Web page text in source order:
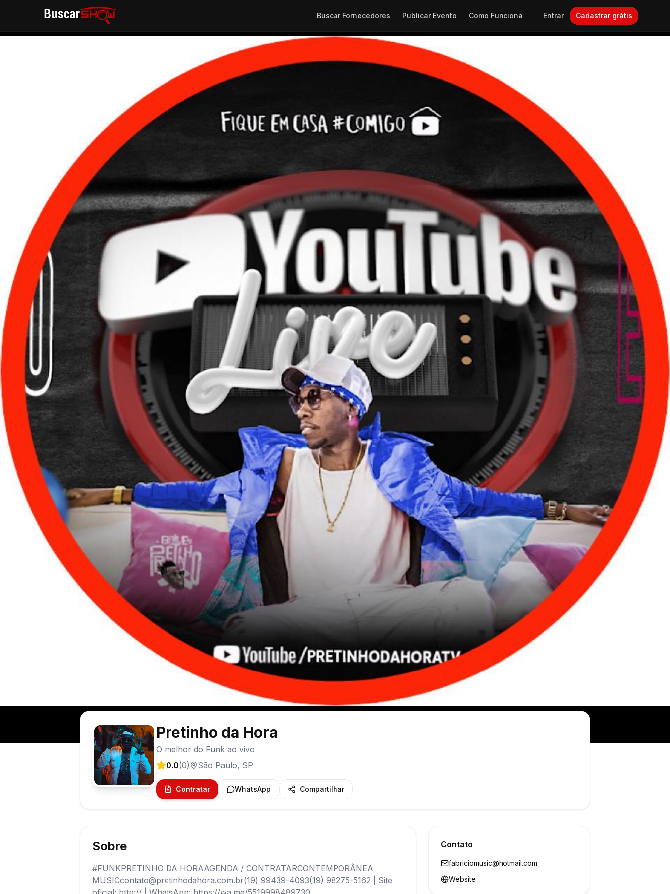
Buscar Fornecedores Publicar Evento Como Funciona Entrar Cadastrar grátis
Pretinho da Hora
O melhor do Funk ao vivo
0.0(0) São Paulo, SP
Contratar WhatsApp Compartilhar
Sobre
#FUNKPRETINHO DA HORAAGENDA / CONTRATARCONTEMPORÂNEA
MUSICcontato@pretinhodahora.com.br(19) 99439-4093(19) 98275-5162 | Site
oficial: http:// | WhatsApp: https://wa.me/5519998489730
Contato
fabriciomusic@hotmail.com
Website